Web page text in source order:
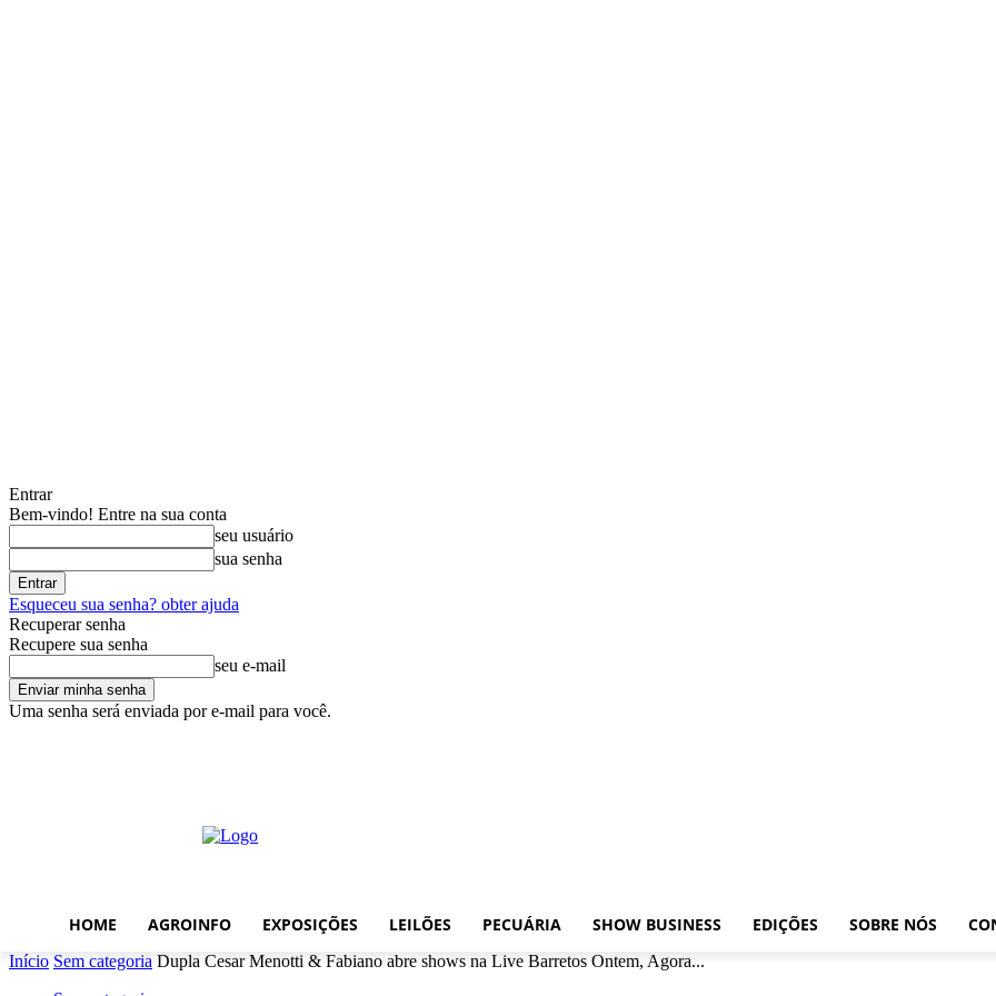
Entrar
Bem-vindo! Entre na sua conta
seu usuário
sua senha
Esqueceu sua senha? obter ajuda
Recuperar senha
Recupere sua senha
seu e-mail
Uma senha será enviada por e-mail para você.
HOME AGROINFO EXPOSIÇÕES LEILÕES PECUÁRIA SHOW BUSINESS EDIÇÕES SOBRE NÓS
Início Sem categoria Dupla Cesar Menotti & Fabiano abre shows na Live Barretos Ontem, Agora...